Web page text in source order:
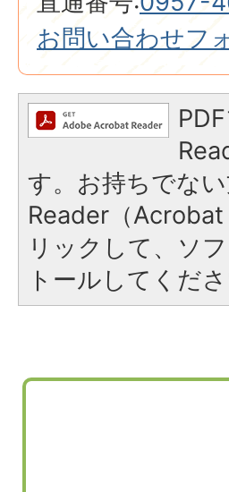
お問い合わせフ
す。お持ちでな
Reader（
リックして、ソ
トールしてくださ